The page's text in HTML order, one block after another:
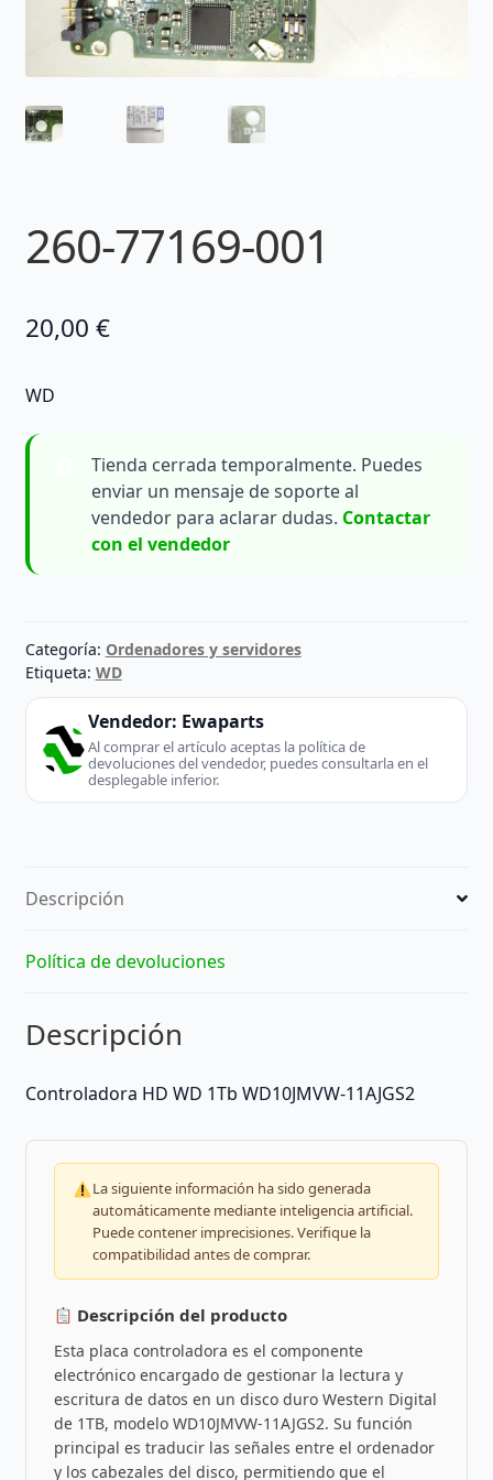
260-77169-001
20,00 €
WD
Tienda cerrada temporalmente. Puedes
enviar un mensaje de soporte al
vendedor para aclarar dudas. Contactar
con el vendedor
Categoría: Ordenadores y servidores
Etiqueta: WD
Vendedor: Ewaparts
Al comprar el artículo aceptas la política de
devoluciones del vendedor, puedes consultarla en el
desplegable inferior.
Descripción
Política de devoluciones
Descripción
Controladora HD WD 1Tb WD10JMVW-11AJGS2
La siguiente información ha sido generada
automáticamente mediante inteligencia artificial.
Puede contener imprecisiones. Verifique la
compatibilidad antes de comprar.
Descripción del producto
Esta placa controladora es el componente
electrónico encargado de gestionar la lectura y
escritura de datos en un disco duro Western Digital
de 1TB, modelo WD10JMVW-11AJGS2. Su función
principal es traducir las señales entre el ordenador
y los cabezales del disco, permitiendo que el